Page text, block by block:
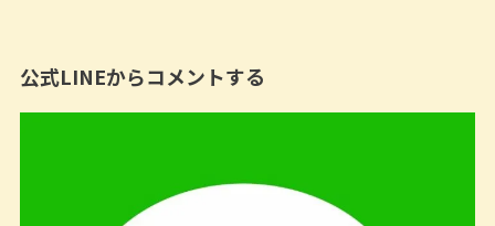
公式LINEからコメントする